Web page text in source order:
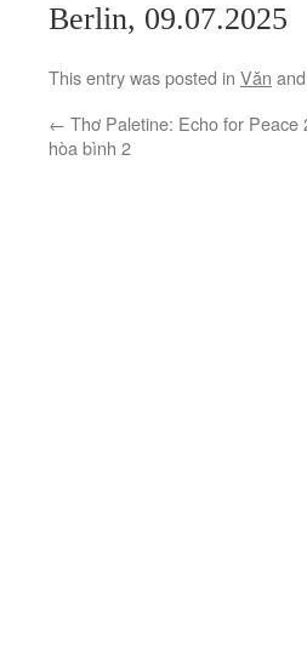
Berlin, 09.07.2025
This entry was posted in Văn
← Thơ Paletine: Echo for Peace
hòa bình 2